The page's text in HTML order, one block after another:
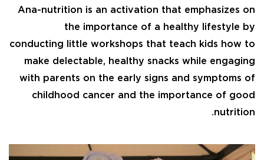
Ana-nutrition is an activation that emphasizes on
the importance of a healthy lifestyle by
conducting little workshops that teach kids how to
make delectable, healthy snacks while engaging
with parents on the early signs and symptoms of
childhood cancer and the importance of good
nutrition.